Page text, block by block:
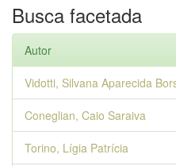
Busca facetada
Autor
Vidotti, Silvana Aparecida
Coneglian, Caio Saraiva
Torino, Lígia Patrícia